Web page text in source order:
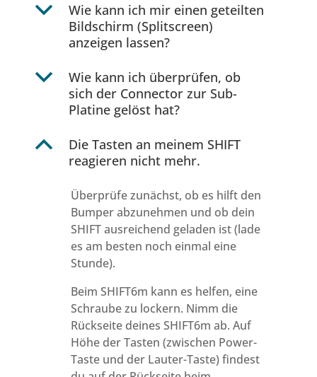
b
Wie kann ich mir einen geteilten
Bildschirm (Splitscreen)
anzeigen lassen?
b
Wie kann ich überprüfen, ob
sich der Connector zur Sub-
Platine gelöst hat?
B
Die Tasten an meinem SHIFT
reagieren nicht mehr.
Überprüfe zunächst, ob es hilft den
Bumper abzunehmen und ob dein
SHIFT ausreichend geladen ist (lade
es am besten noch einmal eine
Stunde).
Beim SHIFT6m kann es helfen, eine
Schraube zu lockern. Nimm die
Rückseite deines SHIFT6m ab. Auf
Höhe der Tasten (zwischen Power-
Taste und der Lauter-Taste) findest